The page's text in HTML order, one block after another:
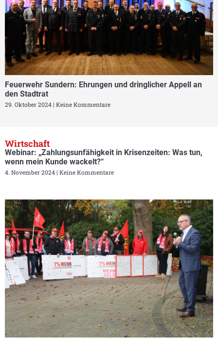
Feuerwehr Sundern: Ehrungen und dringlicher Appell an
den Stadtrat
29. Oktober 2024 Keine Kommentare
Wirtschaft
Webinar: „Zahlungsunfähigkeit in Krisenzeiten: Was tun,
wenn mein Kunde wackelt?“
4. November 2024 Keine Kommentare